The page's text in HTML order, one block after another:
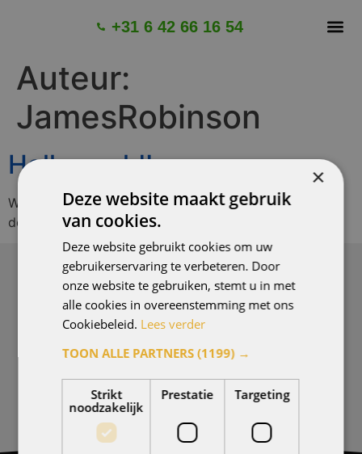
+31 6 42 66 16 54
Auteur:
JamesRobinson
Hello world!
Welcome to WordPress. This is your first post. Edit or
delete it, then start writing!
DRINGEND EEN WESPENBESTRIJDER NODIG?
+31 6 42 66 16 54
BEL NU!
×
Deze website maakt gebruik
van cookies.
Deze website gebruikt cookies om uw
gebruikerservaring te verbeteren. Door
onze website te gebruiken, stemt u in met
alle cookies in overeenstemming met ons
Cookiebeleid. Lees verder
TOON ALLE PARTNERS(1199) →
Strikt
noodzakelijk
Prestatie Targeting